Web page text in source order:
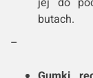
butach.
–